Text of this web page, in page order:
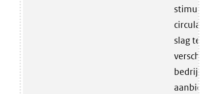
circulaire
slag te
bedrijven